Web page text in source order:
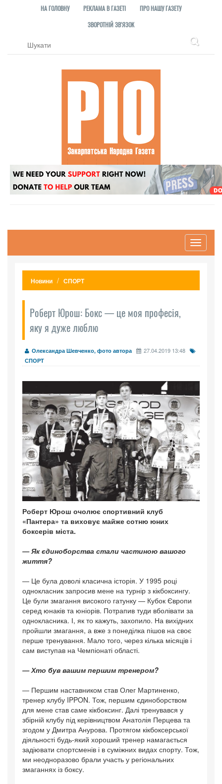
НА ГОЛОВНУ РЕКЛАМА В ГАЗЕТІ
ПРО НАШУ ГАЗЕТУ
ЗВОРОТНІЙ ЗВ'ЯЗОК
Toggle
Новини СПОРТ
Роберт Юрош: Бокс — це моя професія,
яку я дуже люблю
Олександра Шевченко, фото автора 27.04.2019 13:48
СПОРТ
Роберт Юрош очолює спортивний клуб
«Пантера» та виховує майже сотню юних
боксерів міста.
— Як єдиноборства стали частиною вашого
життя?
— Це була доволі класична історія. У 1995 році
однокласник запросив мене на турнір з кікбоксингу.
Це були змагання високого гатунку — Кубок Європи
серед юнаків та юніорів. Потрапив туди вболівати за
однокласника. І, як то кажуть, захопило. На вихідних
пройшли змагання, а вже з понеділка пішов на своє
перше тренування. Мало того, через кілька місяців і
сам виступав на Чемпіонаті області.
— Хто був вашим першим тренером?
— Першим наставником став Олег Мартиненко,
тренер клубу IPPON. Тож, першим єдиноборством
для мене став саме кікбоксинг. Далі тренувався у
збірній клубу під керівництвом Анатолія Перцева та
згодом у Дмитра Анурова. Протягом кікбоксерської
діяльності будь-який хороший тренер намагається
задіювати спортсменів і в суміжних видах спорту. Тож,
ми неодноразово брали участь у регіональних
змаганнях із боксу.